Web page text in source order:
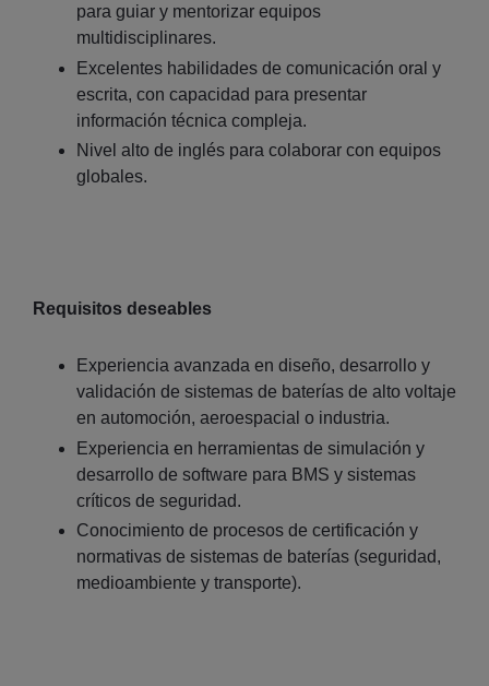
para guiar y mentorizar equipos
multidisciplinares.
Excelentes habilidades de comunicación oral y
escrita, con capacidad para presentar
información técnica compleja.
Nivel alto de inglés para colaborar con equipos
globales.
Requisitos deseables
Experiencia avanzada en diseño, desarrollo y
validación de sistemas de baterías de alto voltaje
en automoción, aeroespacial o industria.
Experiencia en herramientas de simulación y
desarrollo de software para BMS y sistemas
críticos de seguridad.
Conocimiento de procesos de certificación y
normativas de sistemas de baterías (seguridad,
medioambiente y transporte).